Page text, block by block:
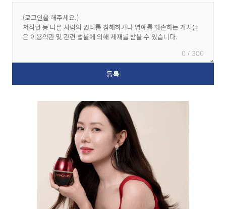
0 / 300